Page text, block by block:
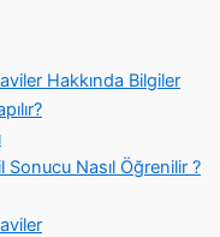
Hakkında Bilgiler
Sonucu Nasıl Öğrenilir ?